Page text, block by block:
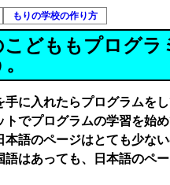
もりの学校の作り方
こどももプログラ
手に入れたらプログラムをし
トでプログラムの学習を始
本語のページはとても少ない
語はあっても、日本語のペ